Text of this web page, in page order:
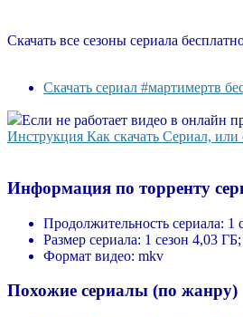
Скачать все сезоны сериала
Скачать сериал #мартимертв
Если не работает видео в онлайн
Инструкция Как скачать Сериал, или
Информация по торренту
Продолжительность сериала: 1
Размер сериала: 1 сезон 4,03 ГБ;
Формат видео: mkv
Похожие сериалы (по жанру)